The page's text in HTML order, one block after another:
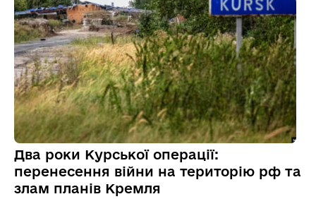
Два роки Курської операції:
перенесення війни на територію рф та
злам планів Кремля